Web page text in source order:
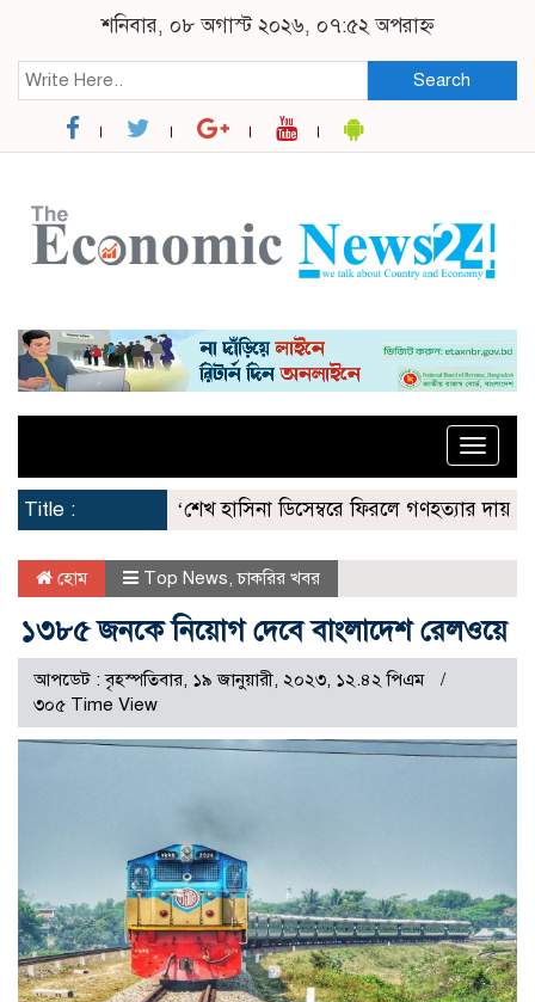
শনিবার, ০৮ অগাস্ট ২০২৬, ০৭:৫২ অপরাহ্ন
Search
Toggle
Title :
‘শেখ হাসিনা ডিসেম্বরে ফিরলে গণহত্যার দায় নিয়ে
হোম Top News ,চাকরির খবর
১৩৮৫ জনকে নিয়োগ দেবে বাংলাদেশ রেলওয়ে
আপডেট : বৃহস্পতিবার, ১৯ জানুয়ারী, ২০২৩, ১২.৪২ পিএম
৩০৫ Time View